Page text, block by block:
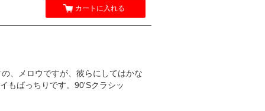
カートに入れる
、メロウですが、彼らにしてはかな
もばっちりです。90'Sクラシッ